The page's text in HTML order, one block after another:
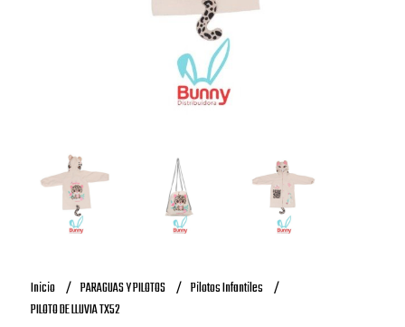
Inicio PARAGUAS Y PILOTOS
Pilotos Infantiles
PILOTO DE LLUVIA TX52